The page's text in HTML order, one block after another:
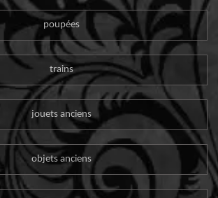
poupées
trains
jouets anciens
objets anciens